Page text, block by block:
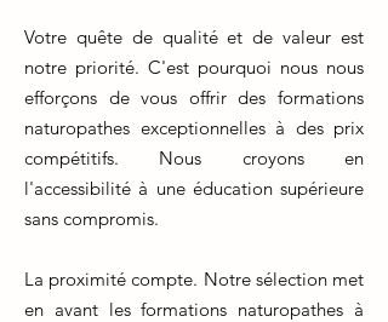
Votre quête de qualité et de valeur est
notre priorité. C'est pourquoi nous nous
efforçons de vous offrir des formations
naturopathes exceptionnelles à des prix
compétitifs. Nous croyons en
l'accessibilité à une éducation supérieure
sans compromis.
La proximité compte. Notre sélection met
en avant les formations naturopathes à